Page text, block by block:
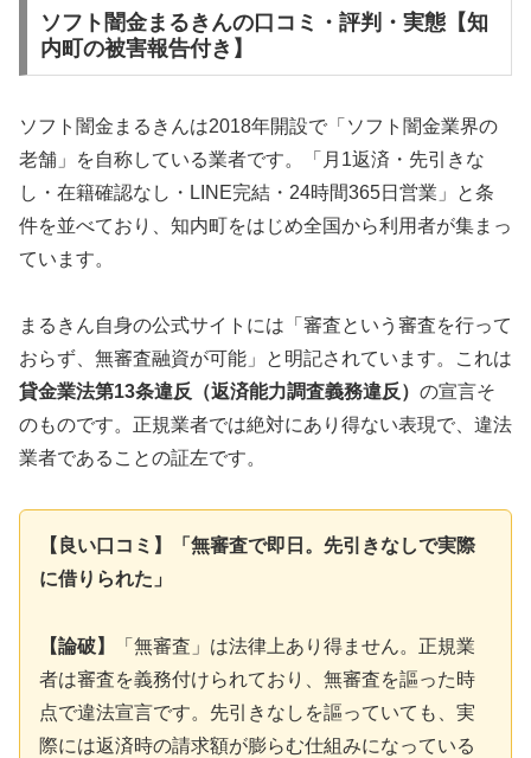
ソフト闇金まるきんの口コミ・評判・実態【知
内町の被害報告付き】
ソフト闇金まるきんは2018年開設で「ソフト闇金業界の
老舗」を自称している業者です。「月1返済・先引きな
し・在籍確認なし・LINE完結・24時間365日営業」と条
件を並べており、知内町をはじめ全国から利用者が集まっ
ています。
まるきん自身の公式サイトには「審査という審査を行って
おらず、無審査融資が可能」と明記されています。これは
貸金業法第13条違反（返済能力調査義務違反） の宣言そ
のものです。正規業者では絶対にあり得ない表現で、違法
業者であることの証左です。
【良い口コミ】「無審査で即日。先引きなしで実際
に借りられた」
【論破】
「無審査」は法律上あり得ません。正規業
者は審査を義務付けられており、無審査を謳った時
点で違法宣言です。先引きなしを謳っていても、実
際には返済時の請求額が膨らむ仕組みになっている